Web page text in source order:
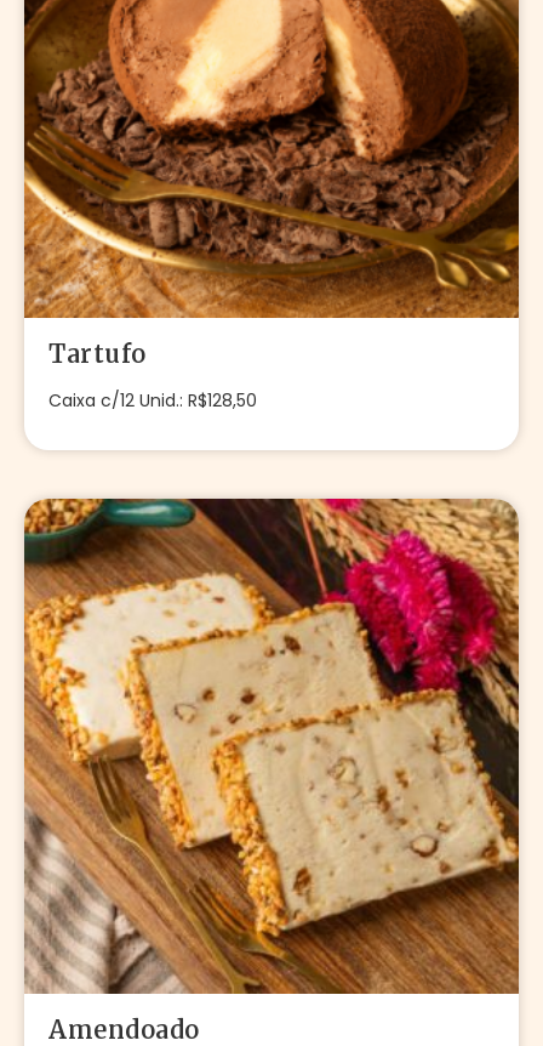
Tartufo
Caixa c/12 Unid.: R$128,50
Amendoado